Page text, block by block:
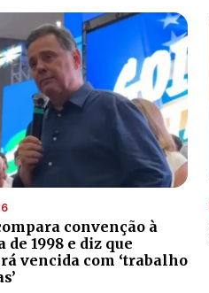
convenção à
de 1998 e diz que
vencida com ‘trabalho